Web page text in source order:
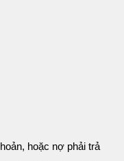
hoặc nợ phải trả